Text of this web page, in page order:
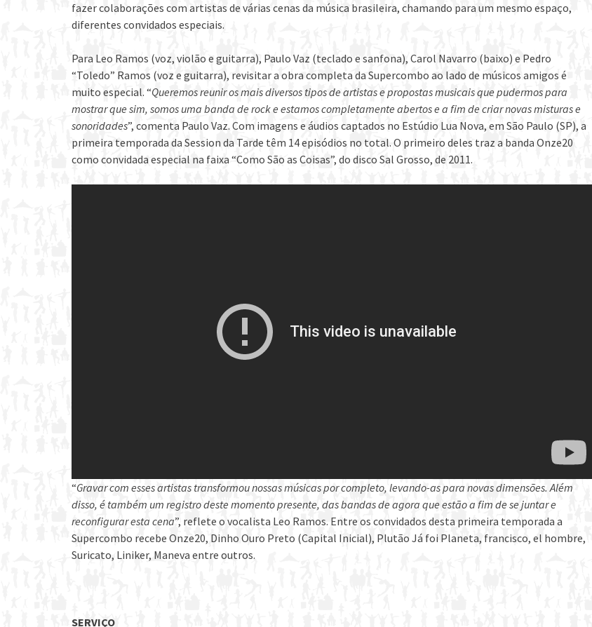
fazer colaborações com artistas de várias cenas da música brasileira, chamando para um mesmo espaço,
diferentes convidados especiais.
Para Leo Ramos (voz, violão e guitarra), Paulo Vaz (teclado e sanfona), Carol Navarro (baixo) e Pedro
“Toledo” Ramos (voz e guitarra), revisitar a obra completa da Supercombo ao lado de músicos amigos é
muito especial. “Queremos reunir os mais diversos tipos de artistas e propostas musicais que pudermos para
mostrar que sim, somos uma banda de rock e estamos completamente abertos e a fim de criar novas misturas e
sonoridades”, comenta Paulo Vaz. Com imagens e áudios captados no Estúdio Lua Nova, em São Paulo (SP), a
primeira temporada da Session da Tarde têm 14 episódios no total. O primeiro deles traz a banda Onze20
como convidada especial na faixa “Como São as Coisas”, do disco Sal Grosso, de 2011.
“Gravar com esses artistas transformou nossas músicas por completo, levando-as para novas dimensões. Além
disso, é também um registro deste momento presente, das bandas de agora que estão a fim de se juntar e
reconfigurar esta cena”, reflete o vocalista Leo Ramos. Entre os convidados desta primeira temporada a
Supercombo recebe Onze20, Dinho Ouro Preto (Capital Inicial), Plutão Já foi Planeta, francisco, el hombre,
Suricato, Liniker, Maneva entre outros.
SERVIÇO